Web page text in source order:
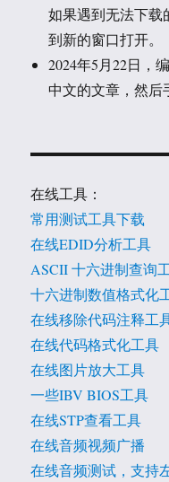
如果遇到无法下载
到新的窗口打开。
2024年5月22日，
中文的文章，然后
在线工具：
常用测试工具下载
在线EDID分析工具
ASCII 十六进制查询
十六进制数值格式化
在线移除代码注释工
在线代码格式化工具
在线图片放大工具
一些IBV BIOS工具
在线STP查看工具
在线音频视频广播
在线音频测试，支持